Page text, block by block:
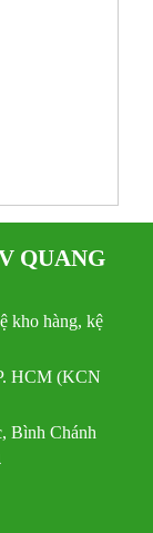
QUANG
kho hàng, kệ
HCM (KCN
Bình Chánh